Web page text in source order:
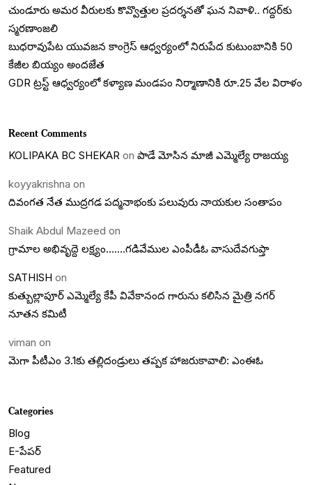
చుండూరు అమర వీరులకు కొవ్వొత్తుల ప్రదర్శనతో ఘన నివాళి.. గద్దర్‌కు
స్మరణాంజలి
బుధరావుపేట యువజన కాంగ్రెస్ ఆధ్వర్యంలో నిరుపేద కుటుంబానికి 50
కేజీల బియ్యం అందజేత
GDR ట్రస్ట్ ఆధ్వర్యంలో కళ్యాణ మండపం నిర్మాణానికి రూ.25 వేల విరాళం
Recent Comments
KOLIPAKA BC SHEKAR on పాడే మోసిన మాజీ ఎమ్మెల్యే రాజయ్య
koyyakrishna on
దివంగత నేత ముద్రగడ పద్మనాభంకు పలువురు నాయకుల సంతాపం
Shaik Abdul Mazeed on
గ్రామాల అభివృద్దె లక్ష్యం…….గడివేముల ఎంపీడీఓ వాసుదేవగుప్తా
SATHISH on
కుత్బుల్లాపూర్ ఎమ్మెల్యే కేపీ వివేకానంద గారును కలిసిన మైత్రి నగర్
నూతన కమిటీ
viman on
మెగా పీటీఎం 3.1కు తల్లిదండ్రులు తప్పక హాజరుకావాలి: ఎంఈఓ
Categories
Blog
E-పేపర్
Featured